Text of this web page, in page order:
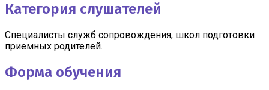
Категория слушателей
Специалисты служб сопровождения, школ подготовки
приемных родителей.
Форма обучения